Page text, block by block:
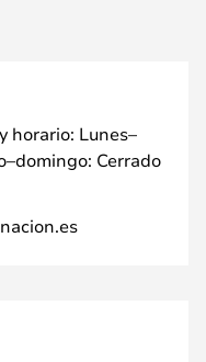
horario: Lunes–
Cerrado